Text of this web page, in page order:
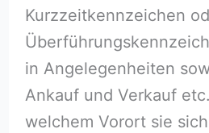
Kurzzeitkennzeichen
in Angelegenheiten
Ankauf und Verkauf
welchem Vorort sie